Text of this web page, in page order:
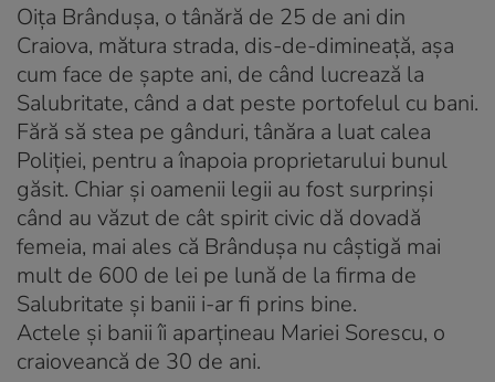
Oiţa Brânduşa, o tânără de 25 de ani din
Craiova, mătura strada, dis-de-dimineaţă, aşa
cum face de şapte ani, de când lucrează la
Salubritate, când a dat peste portofelul cu bani.
Fără să stea pe gânduri, tânăra a luat calea
Poliţiei, pentru a înapoia proprietarului bunul
găsit. Chiar şi oamenii legii au fost surprinşi
când au văzut de cât spirit civic dă dovadă
femeia, mai ales că Brânduşa nu câştigă mai
mult de 600 de lei pe lună de la firma de
Salubritate şi banii i-ar fi prins bine.
Actele şi banii îi aparţineau Mariei Sorescu, o
craioveancă de 30 de ani.